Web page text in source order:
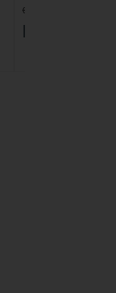
de R$ 133,99
R$ 133,98